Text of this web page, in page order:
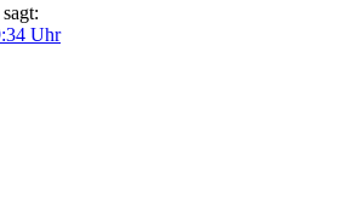
sagt:
Uhr